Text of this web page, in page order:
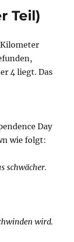
Teil)
4 liegt. Das
Day
wie folgt:
schwächer.
wird.